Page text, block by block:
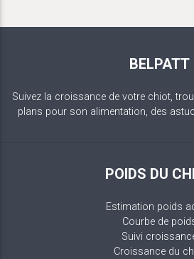
BELPATT
Suivez la croissance de votre chiot,
plans pour son alimentation, des
POIDS DU
Estimation poids
Courbe de
Suivi
Croissance du